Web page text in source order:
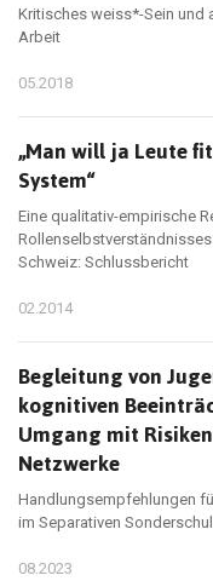
Kritisches weiss*-Sein und
Arbeit
05.2018
„Man will ja Leute
System“
Eine qualitativ-empirische
Schweiz: Schlussbericht
02.2014
Begleitung von
kognitiven
Umgang mit
Netzwerke
Handlungsempfehlungen
im Separativen
08.2023